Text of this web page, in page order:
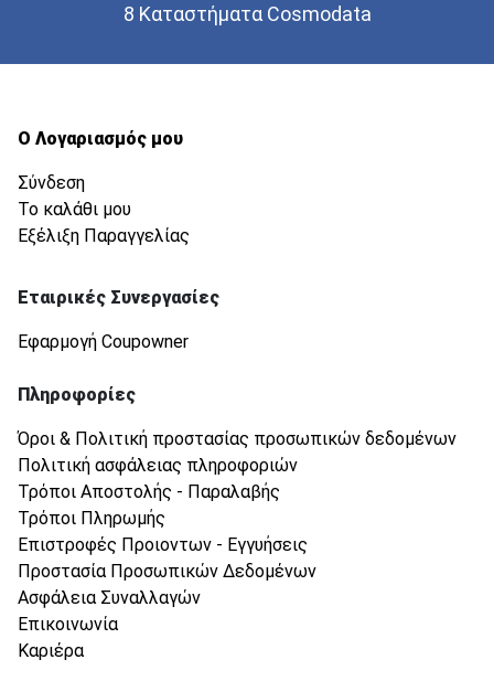
8 Καταστήματα Cosmodata
Ο Λογαριασμός μου
Σύνδεση
Το καλάθι μου
Εξέλιξη Παραγγελίας
Εταιρικές Συνεργασίες
Εφαρμογή Coupowner
Πληροφορίες
Όροι & Πολιτική προστασίας προσωπικών δεδομένων
Πολιτική ασφάλειας πληροφοριών
Τρόποι Αποστολής - Παραλαβής
Τρόποι Πληρωμής
Επιστροφές Προιοντων - Εγγυήσεις
Προστασία Προσωπικών Δεδομένων
Ασφάλεια Συναλλαγών
Επικοινωνία
Καριέρα